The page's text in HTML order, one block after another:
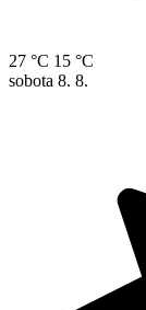
27 °C 15 °C
sobota 8. 8.